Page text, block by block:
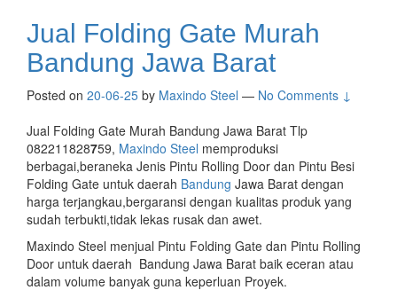
Jual Folding Gate Murah
Bandung Jawa Barat
Posted on 20-06-25 by Maxindo Steel — No Comments ↓
Jual Folding Gate Murah Bandung Jawa Barat Tlp
082211828759, Maxindo Steel memproduksi
berbagai,beraneka Jenis Pintu Rolling Door dan Pintu Besi
Folding Gate untuk daerah Bandung Jawa Barat dengan
harga terjangkau,bergaransi dengan kualitas produk yang
sudah terbukti,tidak lekas rusak dan awet.
Maxindo Steel menjual Pintu Folding Gate dan Pintu Rolling
Door untuk daerah Bandung Jawa Barat baik eceran atau
dalam volume banyak guna keperluan Proyek.